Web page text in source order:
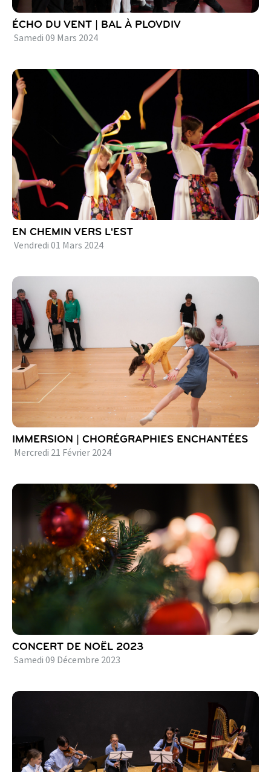
ÉCHO DU VENT | BAL À PLOVDIV
Samedi 09 Mars 2024
EN CHEMIN VERS L'EST
Vendredi 01 Mars 2024
IMMERSION | CHORÉGRAPHIES ENCHANTÉES
Mercredi 21 Février 2024
CONCERT DE NOËL 2023
Samedi 09 Décembre 2023